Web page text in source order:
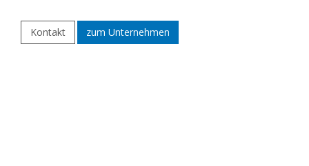
Kontakt zum Unternehmen